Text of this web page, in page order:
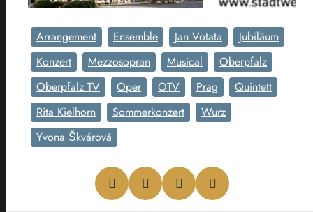
Arrangement Ensemble Jan Votata
Jubiläum
Konzert
Mezzosopran Musical
Oberpfalz
Oberpfalz TV
Oper OTV Prag
Quintett
Rita Kielhorn
Sommerkonzert
Wurz
Yvona Škvárová